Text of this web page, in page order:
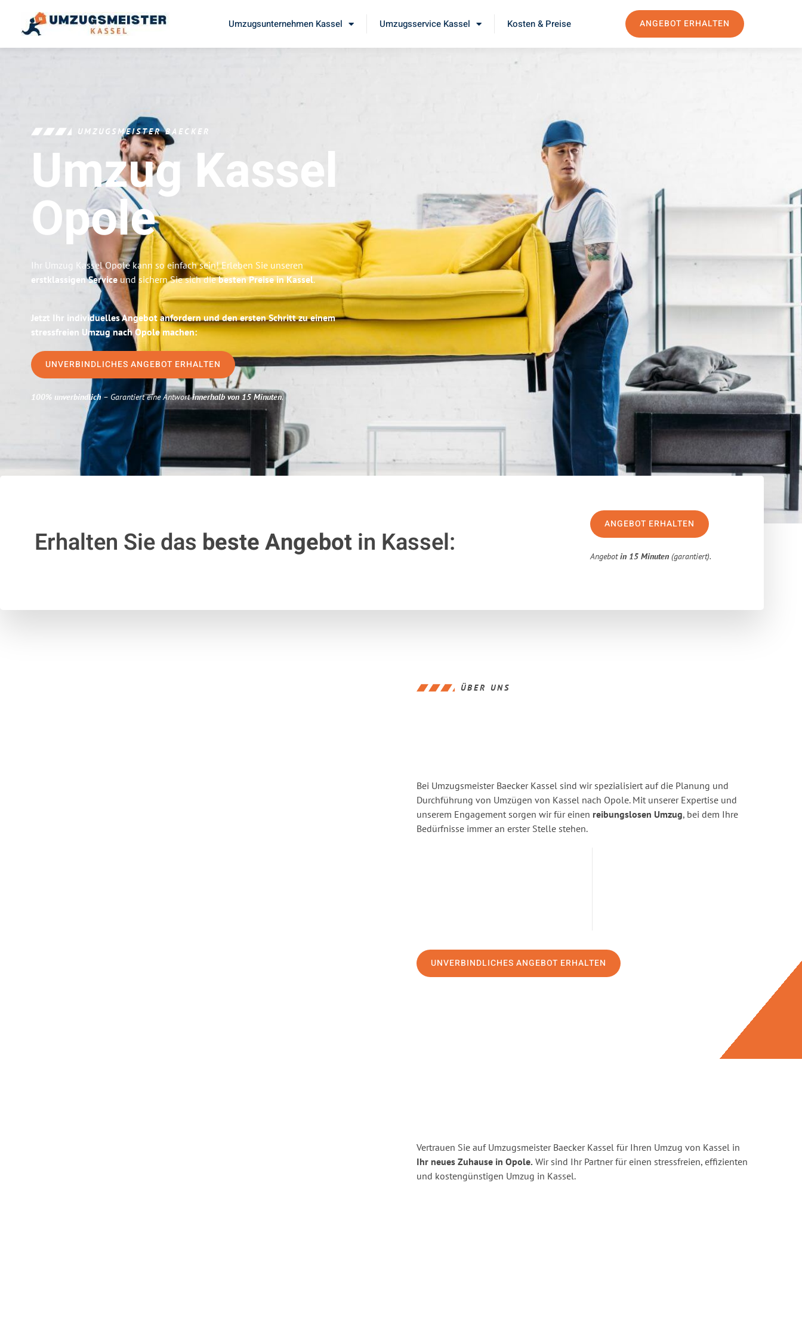
Umzugsunternehmen Kassel Umzugsservice Kassel Kosten & Preise ANGEBOT ERHALTEN
UMZUGSMEISTER BAECKER
Umzug Kassel
Opole
Ihr Umzug Kassel Opole kann so einfach sein! Erleben Sie unseren
erstklassigen Service und sichern Sie sich diebesten Preise in Kassel.
Jetzt Ihr individuelles Angebot anfordern und den ersten Schritt zu einem
stressfreien Umzug nach Opole machen:
UNVERBINDLICHES ANGEBOT ERHALTEN
100% unverbindlich– Garantiert eine Antwortinnerhalb von 15 Minuten.
Erhalten Sie das beste Angebotin Kassel:
ANGEBOT ERHALTEN
Angebotin 15 Minuten (garantiert).
ÜBER UNS
Bei Umzugsmeister Baecker Kassel sind wir spezialisiert auf die Planung und
Durchführung von Umzügen von Kassel nach Opole. Mit unserer Expertise und
unserem Engagement sorgen wir für einen reibungslosen Umzug, bei dem Ihre
Bedürfnisse immer an erster Stelle stehen.
UNVERBINDLICHES ANGEBOT ERHALTEN
Vertrauen Sie auf Umzugsmeister Baecker Kassel für Ihren Umzug von Kassel in
Ihr neues Zuhause in Opole. Wir sind Ihr Partner für einen stressfreien, effizienten
und kostengünstigen Umzug in Kassel.